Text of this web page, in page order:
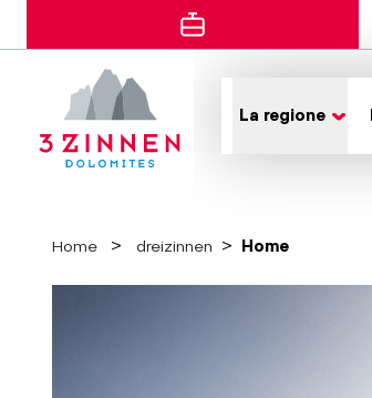
La regione
Home dreizinnen Home